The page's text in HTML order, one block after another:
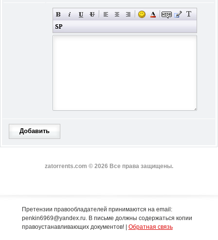
Добавить
zatorrents.com © 2026 Все права защищены.
Претензии правообладателей принимаются на email:
penkin6969@yandex.ru. В письме должны содержаться копии
правоустанавливающих документов! | Обратная связь